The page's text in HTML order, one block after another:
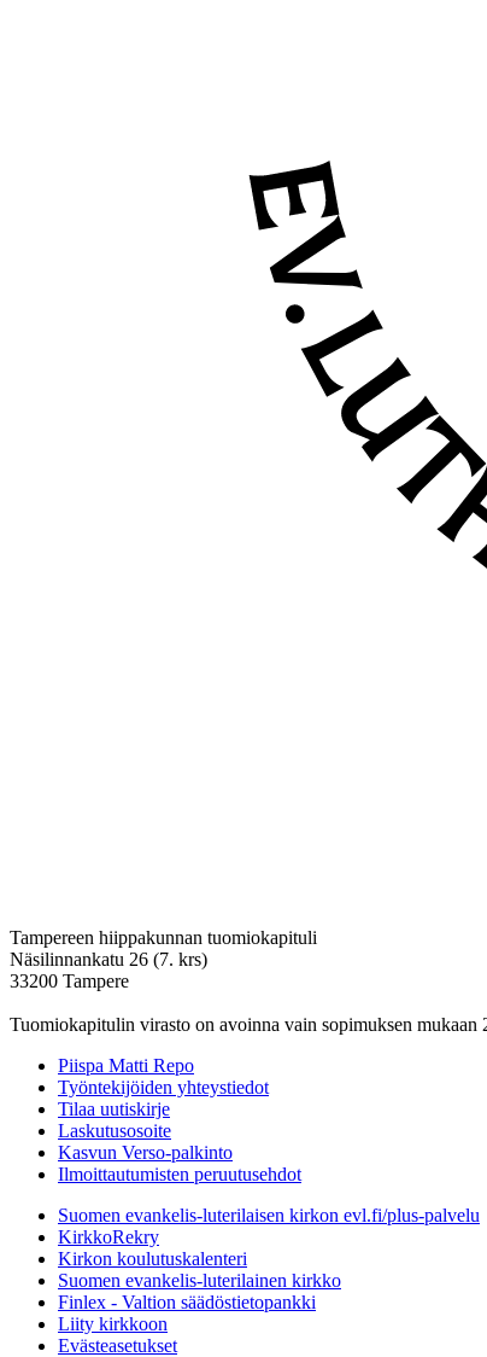
Tampereen hiippakunnan tuomiokapituli
Näsilinnankatu 26 (7. krs)
33200 Tampere
Tuomiokapitulin virasto on avoinna vain sopimuksen
Piispa Matti Repo
Työntekijöiden yhteystiedot
Tilaa uutiskirje
Laskutusosoite
Kasvun Verso-palkinto
Ilmoittautumisten peruutusehdot
Suomen evankelis-luterilaisen kirkon evl.fi/plus-palvelu
KirkkoRekry
Kirkon koulutuskalenteri
Suomen evankelis-luterilainen kirkko
Finlex - Valtion säädöstietopankki
Liity kirkkoon
Evästeasetukset